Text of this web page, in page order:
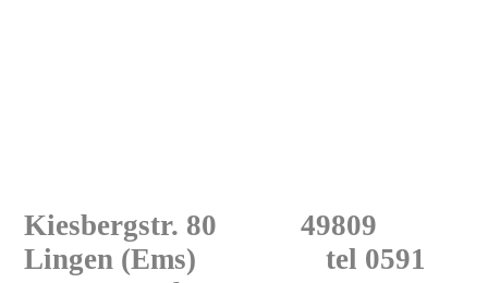
Kiesbergstr. 80 49809
Lingen (Ems) tel 0591